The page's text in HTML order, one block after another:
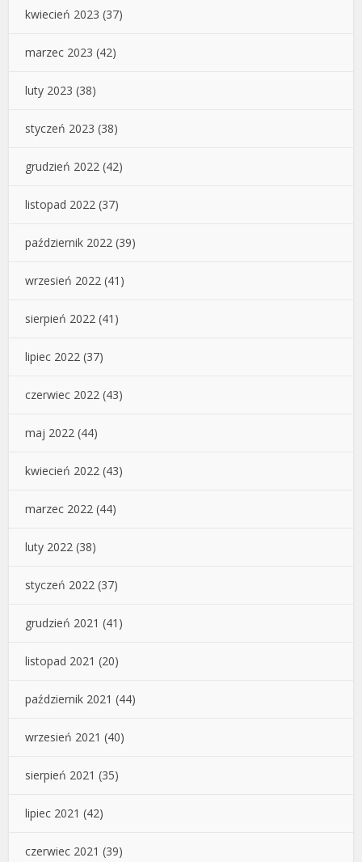
kwiecień 2023 (37)
marzec 2023 (42)
luty 2023 (38)
styczeń 2023 (38)
grudzień 2022 (42)
listopad 2022 (37)
październik 2022 (39)
wrzesień 2022 (41)
sierpień 2022 (41)
lipiec 2022 (37)
czerwiec 2022 (43)
maj 2022 (44)
kwiecień 2022 (43)
marzec 2022 (44)
luty 2022 (38)
styczeń 2022 (37)
grudzień 2021 (41)
listopad 2021 (20)
październik 2021 (44)
wrzesień 2021 (40)
sierpień 2021 (35)
lipiec 2021 (42)
czerwiec 2021 (39)